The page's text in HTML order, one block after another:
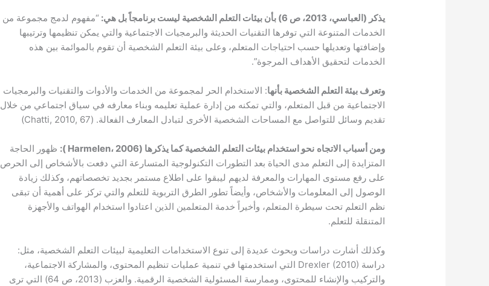
يذكر (العباسي، 2013، ص 6) بأن بيئات التعلم الشخصية ليست برنامجاً بل هي:
“مفهوم لدمج مجموعة من
الخدمات المتنوعة التي توفرها التقنيات الحديثة والبرمجيات الاجتماعية والتي يمكن تنظيمها وترتيبها
وإضافتها وتعديلها حسب احتياجات المتعلم، وعلى بيئة التعلم الشخصية أن تقوم بالموائمة بين هذه
الخدمات لتحقيق الأهداف المرجوة”.
وتعرف بيئة التعلم الشخصية بأنها: الاستخدام الحر لمجموعة من الخدمات والأدوات والتقنيات والبرمجيات
الاجتماعية من قبل المتعلم، والتي تمكنه من إدارة عملية تعليمه وبناء معارفه في سياق اجتماعي من خلال
تقديم وسائل للتواصل مع المساحات الشخصية الأخرى لتبادل المعارف الفعالة. (Chatti, 2010, 67)
ومن أسباب الاتجاه نحو استخدام بيئات التعلم الشخصية كما يذكرها ( Harmelen،2006 ):
ظهور الحاجة
المتزايدة إلى التعلم مدى الحياة بعد التطورات التكنولوجية المتسارعة التي دفعت بالأشخاص إلى الحرص
على رفع مستوى المهارات والمعرفة لديهم ليبقوا على اطلاع مستمر بجديد تخصصاتهم، وكذلك زيادة
الوصول إلى المعلومات والأشخاص، وأيضاً تطور الطرق التربوية للتعلم والتي تركز على أهمية أن تبقى
نظم التعلم تحت سيطرة المتعلم، وأخيراً خدمة المتعلمين الذين اعتادوا استخدام الهواتف والأجهزة
المتنقلة للتعلم.
وكذلك أشارت دراسات وبحوث عديدة إلى تنوع الاستخدامات التعليمية لبيئات التعلم الشخصية، مثل:
دراسة Drexler (2010) التي استخدمتها في تنمية عمليات تنظيم المحتوى، والمشاركة الاجتماعية،
والتركيب والإنشاء للمحتوى، وممارسة المسئولية الشخصية الرقمية. والعزب (2013، ص 64) التي ترى